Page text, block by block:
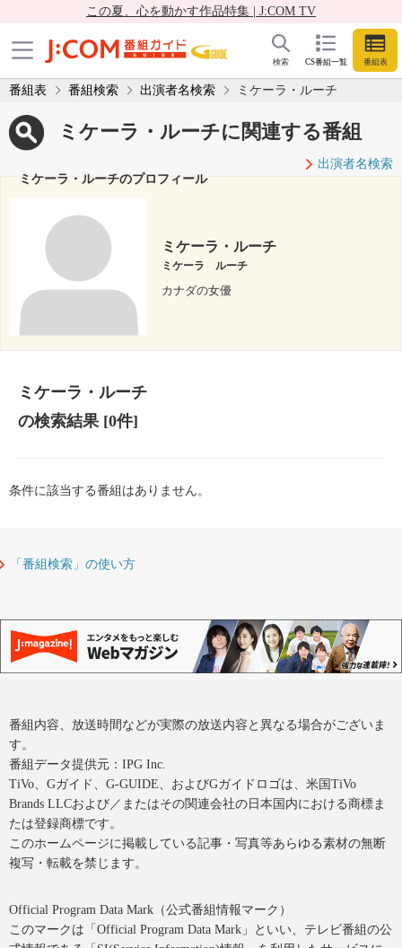
この夏、心を動かす作品特集 | J:COM TV
CS番組一覧 番組表
検索
番組表 番組検索 出演者名検索 ミケーラ・ルーチ
ミケーラ・ルーチに関連する番組
出演者名検索
ミケーラ・ルーチのプロフィール
ミケーラ・ルーチ
ミケーラ ルーチ
カナダの女優
ミケーラ・ルーチ
の検索結果[0件]
条件に該当する番組はありません。
「番組検索」の使い方
番組内容、放送時間などが実際の放送内容と異なる場合がございま
す。
番組データ提供元：IPG Inc.
TiVo、Gガイド、G-GUIDE、およびGガイドロゴは、米国TiVo
Brands LLCおよび／またはその関連会社の日本国内における商標ま
たは登録商標です。
このホームページに掲載している記事・写真等あらゆる素材の無断
複写・転載を禁じます。
Official Program Data Mark（公式番組情報マーク）
このマークは「Official Program Data Mark」といい、テレビ番組の公